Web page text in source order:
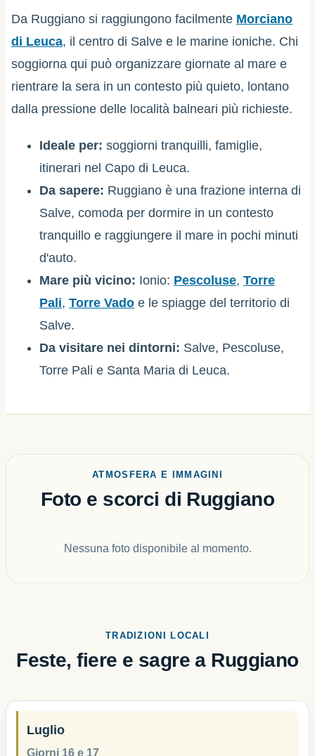
Da Ruggiano si raggiungono facilmente Morciano
di Leuca, il centro di Salve e le marine ioniche. Chi
soggiorna qui può organizzare giornate al mare e
rientrare la sera in un contesto più quieto, lontano
dalla pressione delle località balneari più richieste.
Ideale per: soggiorni tranquilli, famiglie,
itinerari nel Capo di Leuca.
Da sapere: Ruggiano è una frazione interna di
Salve, comoda per dormire in un contesto
tranquillo e raggiungere il mare in pochi minuti
d'auto.
Mare più vicino: Ionio: Pescoluse, Torre
Pali, Torre Vado e le spiagge del territorio di
Salve.
Da visitare nei dintorni: Salve, Pescoluse,
Torre Pali e Santa Maria di Leuca.
ATMOSFERA E IMMAGINI
Foto e scorci di Ruggiano
Nessuna foto disponibile al momento.
TRADIZIONI LOCALI
Feste, fiere e sagre a Ruggiano
Luglio
Giorni 16 e 17